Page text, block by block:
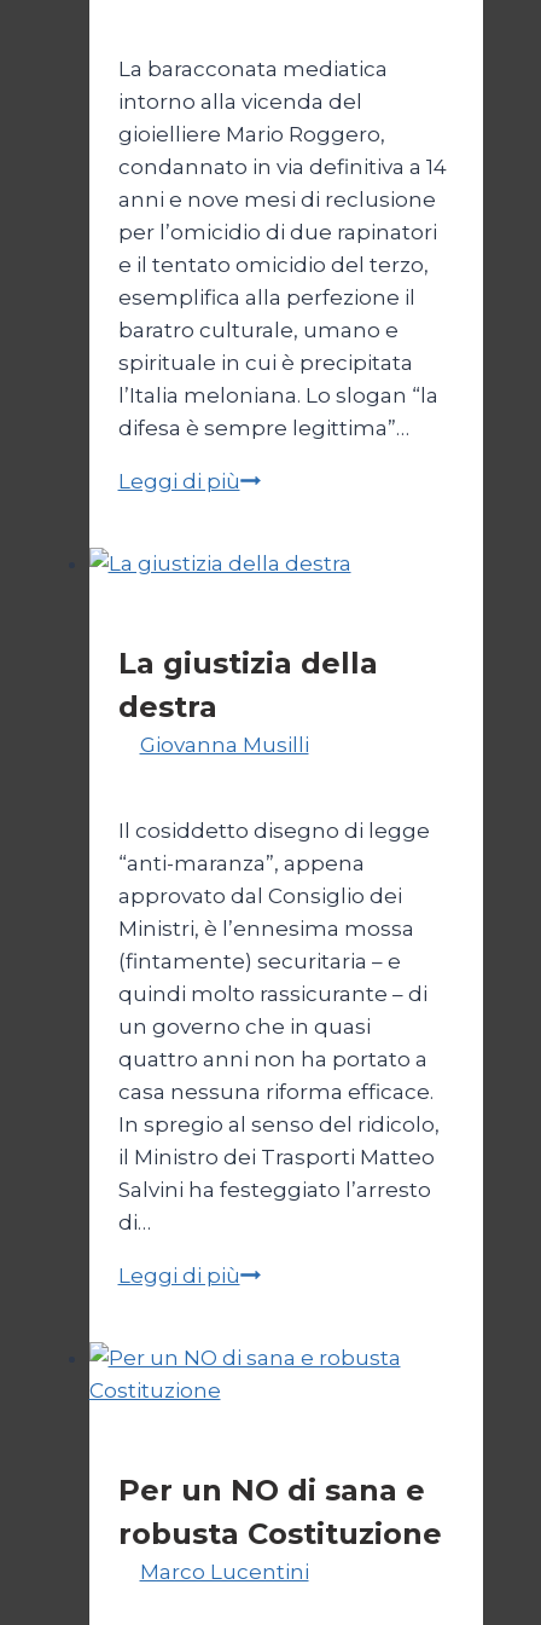
La baracconata mediatica
intorno alla vicenda del
gioielliere Mario Roggero,
condannato in via definitiva a 14
anni e nove mesi di reclusione
per l’omicidio di due rapinatori
e il tentato omicidio del terzo,
esemplifica alla perfezione il
baratro culturale, umano e
spirituale in cui è precipitata
l’Italia meloniana. Lo slogan “la
difesa è sempre legittima”…
Leggi di piùLa
è
La giustizia della
destra
Giovanna Musilli
Il cosiddetto disegno di legge
“anti-maranza”, appena
approvato dal Consiglio dei
Ministri, è l’ennesima mossa
(fintamente) securitaria – e
quindi molto rassicurante – di
un governo che in quasi
quattro anni non ha portato a
casa nessuna riforma efficace.
In spregio al senso del ridicolo,
il Ministro dei Trasporti Matteo
Salvini ha festeggiato l’arresto
di…
Leggi di piùLa
destra
Per un NO di sana e
robusta Costituzione
Marco Lucentini